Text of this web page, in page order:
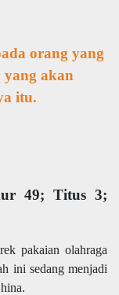
orang yang
akan
itu.
49; Titus 3;
pakaian olahraga
ini sedang menjadi